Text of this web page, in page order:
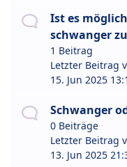
Ist es
schwanger
1 Beitrag
Letzter Beitrag
15. Jun 2025
Schwanger
0 Beiträge
Letzter Beitrag
13. Jun 2025